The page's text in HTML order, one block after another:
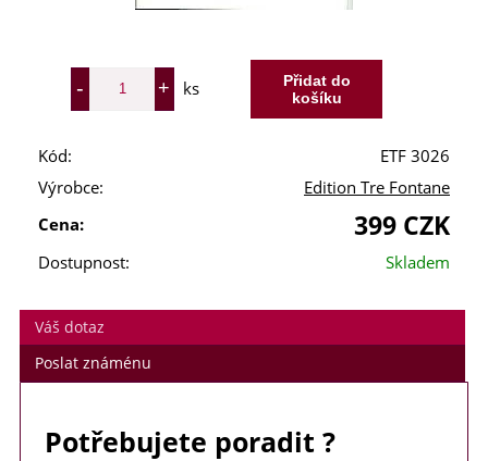
ks
Kód:
ETF 3026
Výrobce:
Edition Tre Fontane
Cena:
399 CZK
Dostupnost: Skladem
Váš dotaz
Poslat známénu
Potřebujete poradit ?